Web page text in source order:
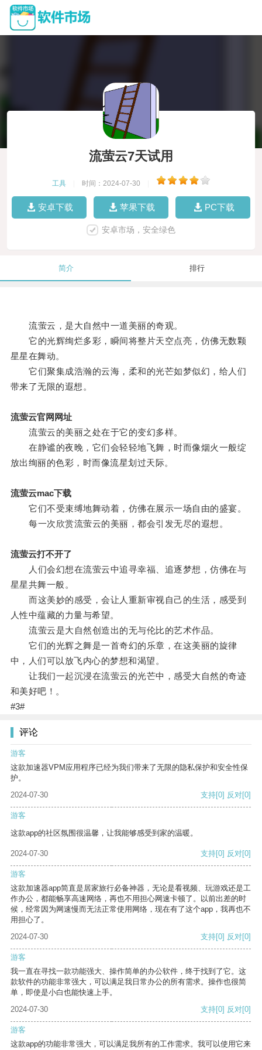
流萤云7天试用
工具 时间：2024-07-30
安卓下载 苹果下载 PC下载
安卓市场，安全绿色
简介 排行
流萤云，是大自然中一道美丽的奇观。
它的光辉绚烂多彩，瞬间将整片天空点亮，仿佛无数颗
星星在舞动。
它们聚集成浩瀚的云海，柔和的光芒如梦似幻，给人们
带来了无限的遐想。
流萤云官网网址
流萤云的美丽之处在于它的变幻多样。
在静谧的夜晚，它们会轻轻地飞舞，时而像烟火一般绽
放出绚丽的色彩，时而像流星划过天际。
流萤云mac下载
它们不受束缚地舞动着，仿佛在展示一场自由的盛宴。
每一次欣赏流萤云的美丽，都会引发无尽的遐想。
流萤云打不开了
人们会幻想在流萤云中追寻幸福、追逐梦想，仿佛在与
星星共舞一般。
而这美妙的感受，会让人重新审视自己的生活，感受到
人性中蕴藏的力量与希望。
流萤云是大自然创造出的无与伦比的艺术作品。
它们的光辉之舞是一首奇幻的乐章，在这美丽的旋律
中，人们可以放飞内心的梦想和渴望。
让我们一起沉浸在流萤云的光芒中，感受大自然的奇迹
和美好吧！。
#3#
评论
游客
这款加速器VPM应用程序已经为我们带来了无限的隐私保护和安全性保
护。
2024-07-30
支持[0] 反对[0]
游客
这款app的社区氛围很温馨，让我能够感受到家的温暖。
2024-07-30 支持[0] 反对[0]
游客
这款加速器app简直是居家旅行必备神器，无论是看视频、玩游戏还是工
作办公，都能畅享高速网络，再也不用担心网速卡顿了。以前出差的时
候，经常因为网速慢而无法正常使用网络，现在有了这个app，我再也不
用担心了。
2024-07-30
支持[0] 反对[0]
游客
我一直在寻找一款功能强大、操作简单的办公软件，终于找到了它。这
款软件的功能非常强大，可以满足我日常办公的所有需求。操作也很简
单，即使是小白也能快速上手。
2024-07-30
支持[0] 反对[0]
游客
这款app的功能非常强大，可以满足我所有的工作需求。我可以使用它来